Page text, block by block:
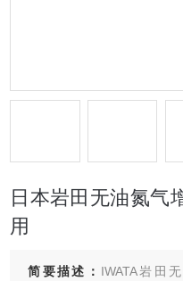
日本岩田无油氮气
用
简要描述： IWATA岩田